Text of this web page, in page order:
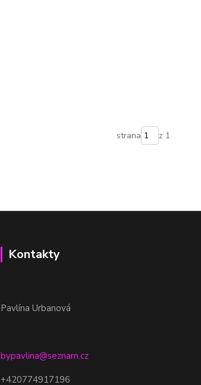
strana z 1
Kontakty
Pavlína Urbanová
bypavlina@seznam.cz
+420774917196